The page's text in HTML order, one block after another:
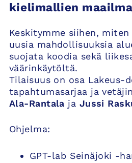
kielimallien
Keskitymme siihen, miten
uusia mahdollisuuksia
suojata koodia sekä
väärinkäytöltä.
Tilaisuus on osa Lakeus-
tapahtumasarjaa ja
Ala-Rantala ja Jussi
Ohjelma:
GPT-lab Seinäjoki -